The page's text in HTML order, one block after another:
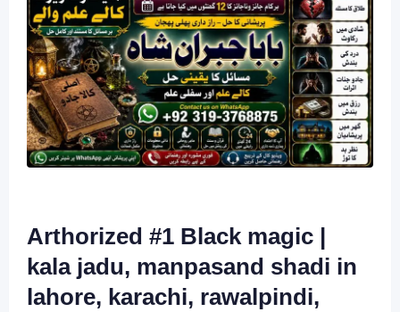
Arthorized #1 Black magic |
kala jadu, manpasand shadi in
lahore, karachi, rawalpindi,